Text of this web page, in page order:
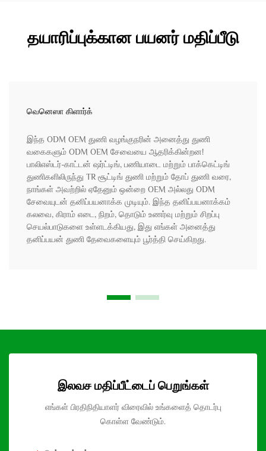
தயாரிப்புக்கான பயனர் மதிப்பீடு
வெனெஸா கிளார்க்
இந்த ODM OEM துணி வழங்குநரின் அனைத்து துணி
வகைகளும் ODM OEM சேவையை ஆதரிக்கின்றன!
பாலிஎஸ்டர்-காட்டன் ஷர்ட்டிங், பணியாடை மற்றும் பாக்கெட்டிங்
துணிகளிலிருந்து TR சூட்டிங் துணி மற்றும் தோப் துணி வரை,
நாங்கள் அவற்றில் ஏதேனும் ஒன்றை OEM அல்லது ODM
சேவையுடன் தனிப்பயனாக்க முடியும். இந்த தனிப்பயனாக்கம்
கலவை, கிராம் எடை, நிறம், தொடும் உணர்வு மற்றும் சிறப்பு
செயல்பாடுகளை உள்ளடக்கியது, இது எங்கள் அனைத்து
தனிப்பயன் துணி தேவைகளையும் பூர்த்தி செய்கிறது.
இலவச மதிப்பீட்டைப் பெறுங்கள்
எங்கள் பிரதிநிதியாளர் விரைவில் உங்களைத் தொடர்பு
கொள்ள வேண்டும்.